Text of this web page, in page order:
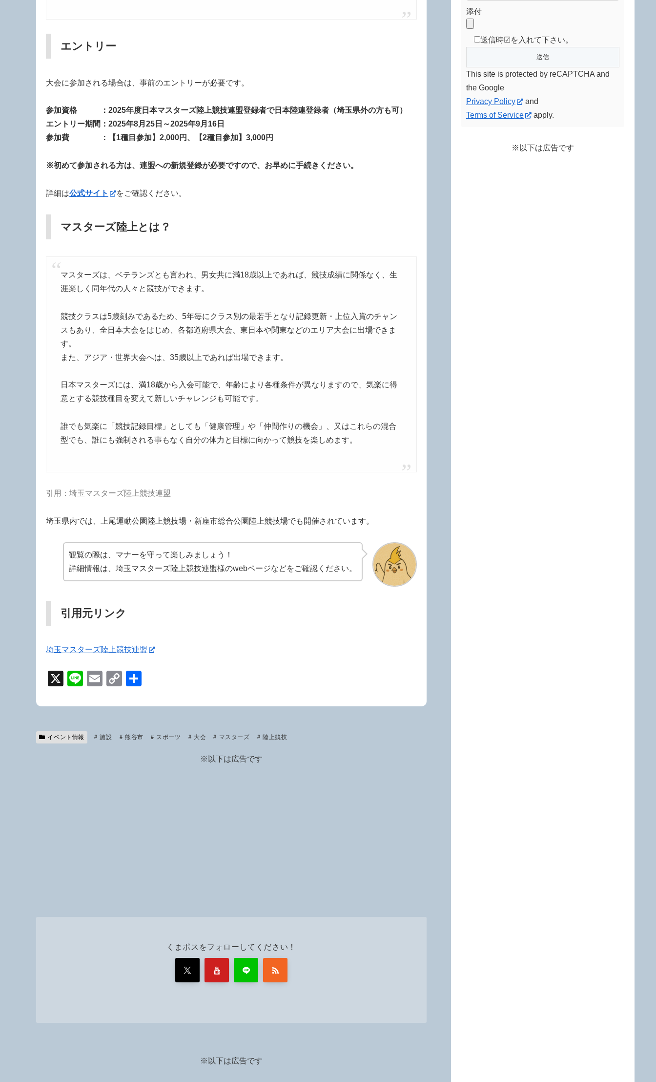
エントリー
大会に参加される場合は、事前のエントリーが必要です。
参加資格 ：2025年度日本マスターズ陸上競技連盟登録者で日本陸連登録者（埼玉県外の方も可）
エントリー期間：2025年8月25日～2025年9月16日
参加費 ：【1種目参加】2,000円、【2種目参加】3,000円
※初めて参加される方は、連盟への新規登録が必要ですので、お早めに手続きください。
詳細は公式サイト をご確認ください。
マスターズ陸上とは？
マスターズは、ベテランズとも言われ、男女共に満18歳以上であれば、競技成績に関係なく、生
涯楽しく同年代の人々と競技ができます。
競技クラスは5歳刻みであるため、5年毎にクラス別の最若手となり記録更新・上位入賞のチャン
スもあり、全日本大会をはじめ、各都道府県大会、東日本や関東などのエリア大会に出場できま
す。
また、アジア・世界大会へは、35歳以上であれば出場できます。
日本マスターズには、満18歳から入会可能で、年齢により各種条件が異なりますので、気楽に得
意とする競技種目を変えて新しいチャレンジも可能です。
誰でも気楽に「競技記録目標」としても「健康管理」や「仲間作りの機会」、又はこれらの混合
型でも、誰にも強制される事もなく自分の体力と目標に向かって競技を楽しめます。
引用：埼玉マスターズ陸上競技連盟
埼玉県内では、上尾運動公園陸上競技場・新座市総合公園陸上競技場でも開催されています。
観覧の際は、マナーを守って楽しみましょう！
詳細情報は、埼玉マスターズ陸上競技連盟様のwebページなどをご確認ください。
引用元リンク
埼玉マスターズ陸上競技連盟
X
Li
e
E
ail
C
p
Li
イベント情報 施設 熊谷市 スポーツ 大会 マスターズ 陸上競技
※以下は広告です
くまポスをフォローしてください！
※以下は広告です
添付
送信時☑を入れて下さい。
This site is protected by reCAPTCHA and
the Google
Privacy Policy
and
Terms of Service
apply.
※以下は広告です